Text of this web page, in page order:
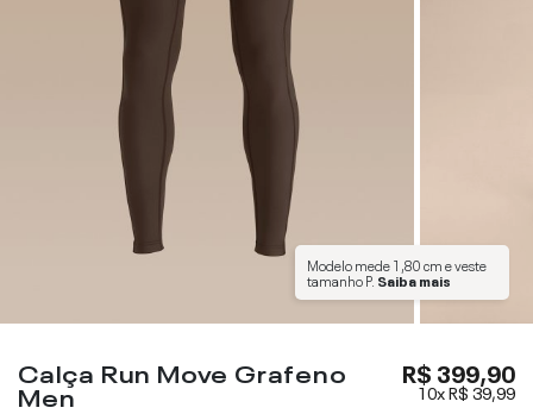
Modelo mede1,80 cme veste
tamanhoP. Saiba mais
Calça Run Move Grafeno
Men
R$ 399,90
10xR$ 39,99